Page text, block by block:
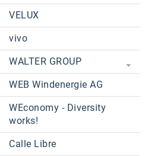
VELUX
vivo
WALTER GROUP
WEB Windenergie AG
WEconomy - Diversity
works!
Calle Libre